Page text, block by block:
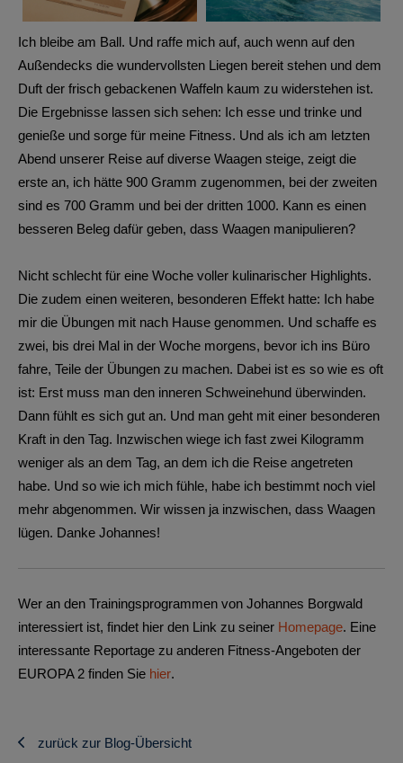
Ich bleibe am Ball. Und raffe mich auf, auch wenn auf den
Außendecks die wundervollsten Liegen bereit stehen und dem
Duft der frisch gebackenen Waffeln kaum zu widerstehen ist.
Die Ergebnisse lassen sich sehen: Ich esse und trinke und
genieße und sorge für meine Fitness. Und als ich am letzten
Abend unserer Reise auf diverse Waagen steige, zeigt die
erste an, ich hätte 900 Gramm zugenommen, bei der zweiten
sind es 700 Gramm und bei der dritten 1000. Kann es einen
besseren Beleg dafür geben, dass Waagen manipulieren?
Nicht schlecht für eine Woche voller kulinarischer Highlights.
Die zudem einen weiteren, besonderen Effekt hatte: Ich habe
mir die Übungen mit nach Hause genommen. Und schaffe es
zwei, bis drei Mal in der Woche morgens, bevor ich ins Büro
fahre, Teile der Übungen zu machen. Dabei ist es so wie es oft
ist: Erst muss man den inneren Schweinehund überwinden.
Dann fühlt es sich gut an. Und man geht mit einer besonderen
Kraft in den Tag. Inzwischen wiege ich fast zwei Kilogramm
weniger als an dem Tag, an dem ich die Reise angetreten
habe. Und so wie ich mich fühle, habe ich bestimmt noch viel
mehr abgenommen. Wir wissen ja inzwischen, dass Waagen
lügen. Danke Johannes!
Wer an den Trainingsprogrammen von Johannes Borgwald
interessiert ist, findet hier den Link zu seiner Homepage. Eine
interessante Reportage zu anderen Fitness-Angeboten der
EUROPA 2 finden Sie hier.
zurück zur Blog-Übersicht